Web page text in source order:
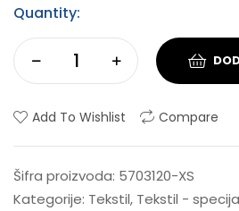
Quantity:
Add To Wishlist Compare
Šifra proizvoda: 5703120-XS
Kategorije: Tekstil, Tekstil -